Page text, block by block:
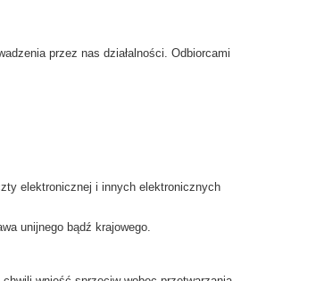
przez nas działalności. Odbiorcami
elektronicznej i innych elektronicznych
unijnego bądź krajowego.